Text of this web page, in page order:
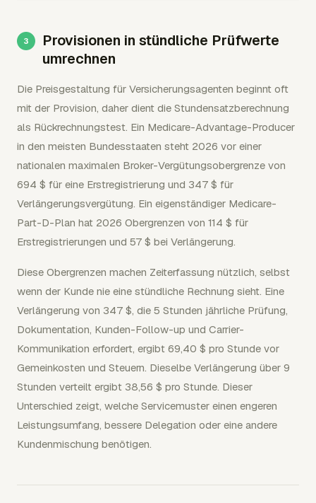
Provisionen in stündliche Prüfwerte
umrechnen
Die Preisgestaltung für Versicherungsagenten beginnt oft
mit der Provision, daher dient die Stundensatzberechnung
als Rückrechnungstest. Ein Medicare-Advantage-Producer
in den meisten Bundesstaaten steht 2026 vor einer
nationalen maximalen Broker-Vergütungsobergrenze von
694 $ für eine Erstregistrierung und 347 $ für
Verlängerungsvergütung. Ein eigenständiger Medicare-
Part-D-Plan hat 2026 Obergrenzen von 114 $ für
Erstregistrierungen und 57 $ bei Verlängerung.
Diese Obergrenzen machen Zeiterfassung nützlich, selbst
wenn der Kunde nie eine stündliche Rechnung sieht. Eine
Verlängerung von 347 $, die 5 Stunden jährliche Prüfung,
Dokumentation, Kunden-Follow-up und Carrier-
Kommunikation erfordert, ergibt 69,40 $ pro Stunde vor
Gemeinkosten und Steuern. Dieselbe Verlängerung über 9
Stunden verteilt ergibt 38,56 $ pro Stunde. Dieser
Unterschied zeigt, welche Servicemuster einen engeren
Leistungsumfang, bessere Delegation oder eine andere
Kundenmischung benötigen.